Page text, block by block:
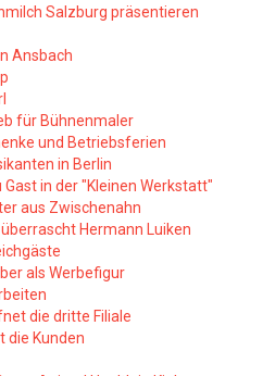
Salzburg präsentieren
Ansbach
für Bühnenmaler
und Betriebsferien
in Berlin
Gast in der "Kleinen Werkstatt"
aus Zwischenahn
überrascht Hermann Luiken
als Werbefigur
die dritte Filiale
die Kunden